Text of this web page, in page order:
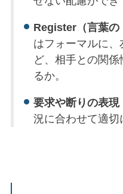
Register（言葉の
はフォーマルに
ど、相手との関
るか。
要求や断りの表現
況に合わせて適切